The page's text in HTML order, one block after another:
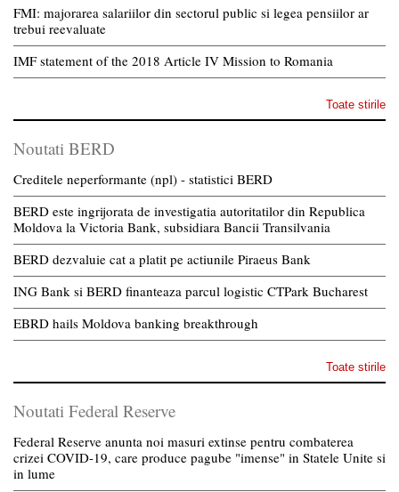
FMI: majorarea salariilor din sectorul public si legea pensiilor ar
trebui reevaluate
IMF statement of the 2018 Article IV Mission to Romania
Toate stirile
Noutati BERD
Creditele neperformante (npl) - statistici BERD
BERD este ingrijorata de investigatia autoritatilor din Republica
Moldova la Victoria Bank, subsidiara Bancii Transilvania
BERD dezvaluie cat a platit pe actiunile Piraeus Bank
ING Bank si BERD finanteaza parcul logistic CTPark Bucharest
EBRD hails Moldova banking breakthrough
Toate stirile
Noutati Federal Reserve
Federal Reserve anunta noi masuri extinse pentru combaterea
crizei COVID-19, care produce pagube "imense" in Statele Unite si
in lume